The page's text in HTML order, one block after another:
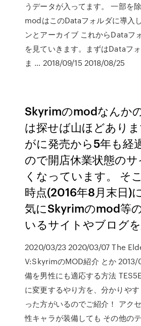
うデータが入ってます。 一部を
modはこのDataフォルダに導入
ンとアーカイブ これからDataフ
を見ていきます。まずはDataフ
ま … 2018/09/15 2018/08/25
Skyrimのmodなんか
は探せば山ほどあり
がに発売から5年も経
ので開店休業状態の
くなっています。 そ
時点(2016年8月末日)
気にSkyrimのmod等
いるサイトやブログ
2020/03/23 2020/03/07 The
V:SkyrimのMOD紹介 とか
備を男性にも適応する方法
に変更するやり方を、分かりや
った方がいるのでご紹介！ アク
性キャラが装備しても その他の